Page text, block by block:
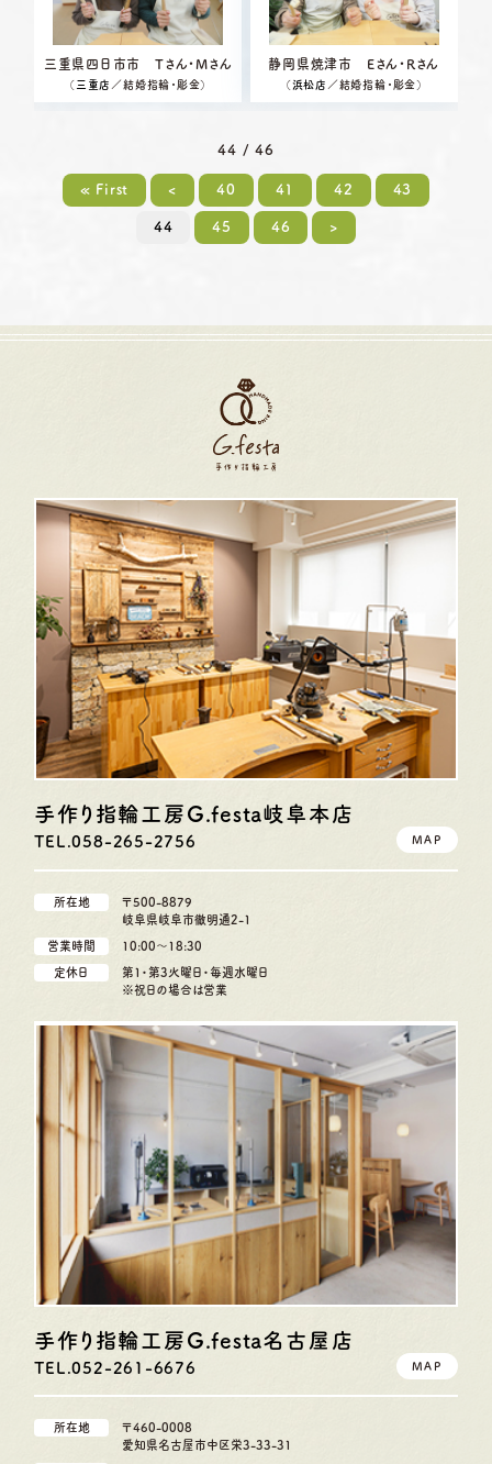
三重県四日市市 Tさん・Mさん
（ 三重店 ／結婚指輪・彫金）
静岡県焼津市 Eさん・Rさん
（浜松店 ／結婚指輪・彫金）
44 / 46
« First < 40 41 42 43
44 45 46 >
手作り指輪工房G.festa岐阜本店
TEL.058-265-2756 MAP
所在地
〒500-8879
岐阜県岐阜市徹明通2-1
営業時間 10:00〜18:30
定休日
第1・第3火曜日・毎週水曜日
※祝日の場合は営業
手作り指輪工房G.festa名古屋店
TEL.052-261-6676 MAP
所在地
〒460-0008
愛知県名古屋市中区栄3-33-31